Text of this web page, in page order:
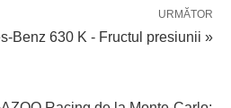
URMĂTOR
Benz 630 K - Fructul presiunii »